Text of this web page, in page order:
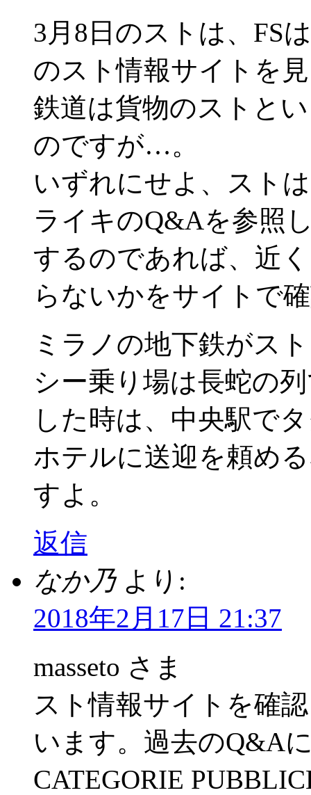
3月8日のストは、FS
のスト情報サイトを
鉄道は貨物のストと
のですが…。
いずれにせよ、スト
ライキのQ&Aを参照
するのであれば、近
らないかをサイトで
ミラノの地下鉄がス
シー乗り場は長蛇の
した時は、中央駅で
ホテルに送迎を頼め
すよ。
返信
なか乃 より:
2018年2月17日 21:37
masseto さま
スト情報サイトを確
います。過去のQ&A
CATEGORIE